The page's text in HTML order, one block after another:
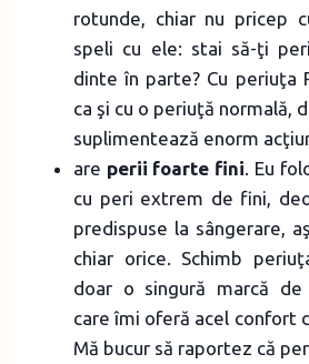
rotunde, chiar nu pricep
speli cu ele: stai să-ţi
dinte în parte? Cu periuţa
ca şi cu o periuţă normală,
suplimentează enorm
are perii foarte fini. Eu
cu peri extrem de fini,
predispuse la sângerare,
chiar orice. Schimb
doar o singură marcă de
care îmi oferă acel confort
Mă bucur să raportez că